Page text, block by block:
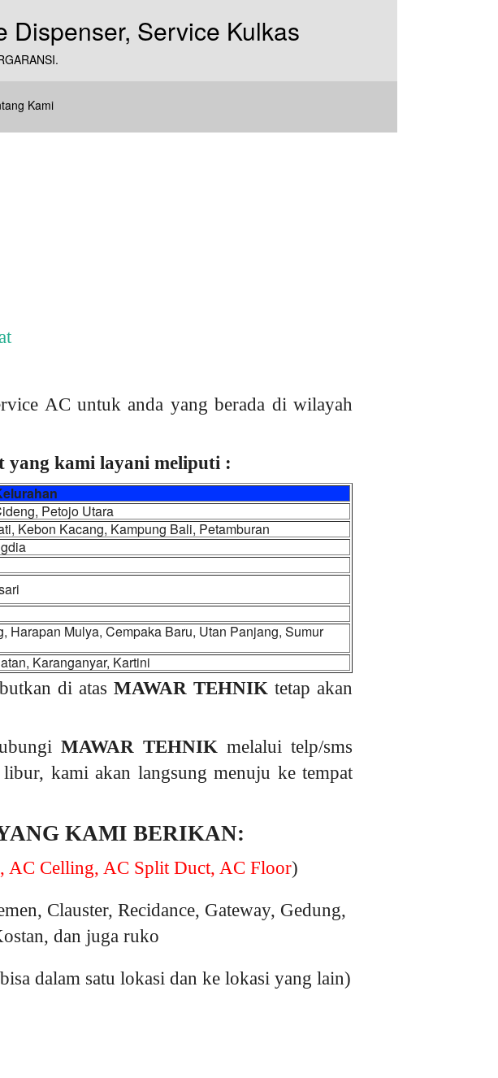
Kami
AC untuk anda yang berada di wilayah
yang kami layani meliputi :
Petojo Utara
Kebon Kacang, Kampung Bali, Petamburan
Mulya, Cempaka Baru, Utan Panjang, Sumur
Karanganyar, Kartini
di atasMAWAR TEHNIK tetap akan
MAWAR TEHNIKmelalui telp/sms
kami akan langsung menuju ke tempat
KAMI BERIKAN:
AC Celling, AC Split Duct, AC Floor)
Clauster, Recidance, Gateway, Gedung,
dan juga ruko
dalam satu lokasi dan ke lokasi yang lain)